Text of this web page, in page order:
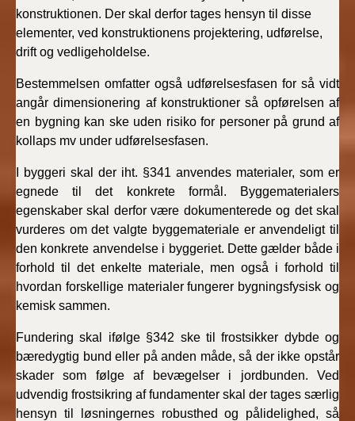
konstruktionen. Der skal derfor tages hensyn til disse
elementer, ved konstruktionens projektering, udførelse,
drift og vedligeholdelse.
Bestemmelsen omfatter også udførelsesfasen for så vidt
angår dimensionering af konstruktioner så opførelsen af
en bygning kan ske uden risiko for personer på grund af
kollaps mv under udførelsesfasen.
I byggeri skal der iht. §341 anvendes materialer, som er
egnede til det konkrete formål. Byggematerialers
egenskaber skal derfor være dokumenterede og det skal
vurderes om det valgte byggemateriale er anvendeligt til
den konkrete anvendelse i byggeriet. Dette gælder både i
forhold til det enkelte materiale, men også i forhold til
hvordan forskellige materialer fungerer bygningsfysisk og
kemisk sammen.
Fundering skal ifølge §342 ske til frostsikker dybde og
bæredygtig bund eller på anden måde, så der ikke opstår
skader som følge af bevægelser i jordbunden. Ved
udvendig frostsikring af fundamenter skal der tages særlig
hensyn til løsningernes robusthed og pålidelighed, så